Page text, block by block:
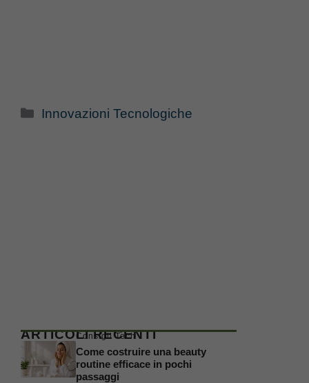
Categorie
Innovazioni Tecnologiche
ARTICOLI RECENTI
Consigli Tech
Come costruire una beauty
routine efficace in pochi
passaggi